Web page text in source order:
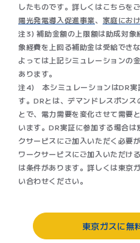
したものです。詳しくはこちらを
陽光発電導入促進事業、 家庭にお
注3) 補助金額の上限額は助成対象
象経費を上回る補助金は受給でき
よっては上記シミュレーションの
あります。​
注4) 本シミュレーションはDR実
す。DRとは、デマンドレスポン
とで、電力需要を変化させて需要
います。DR実証に参加する場合
クサービスにご加入いただく必要
ワークサービスにご加入いただけ
は条件があります。詳しくは東京
い合わせください。​
東京ガスに無